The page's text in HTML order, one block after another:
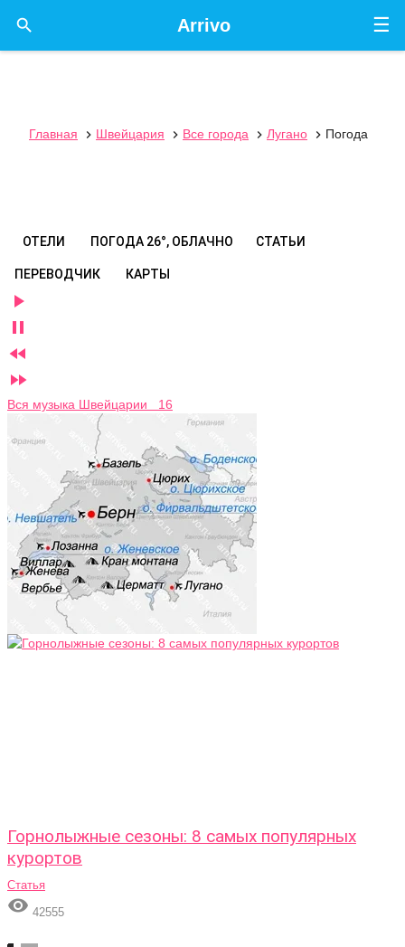
☰
Arrivo

Главная  Швейцария  Все города  Лугано  Погода
ОТЕЛИ ПОГОДА 26°, ОБЛАЧНО СТАТЬИ
ПЕРЕВОДЧИК КАРТЫ




Вся музыка Швейцарии 16
Горнолыжные сезоны: 8 самых популярных
курортов
Статья
 42555